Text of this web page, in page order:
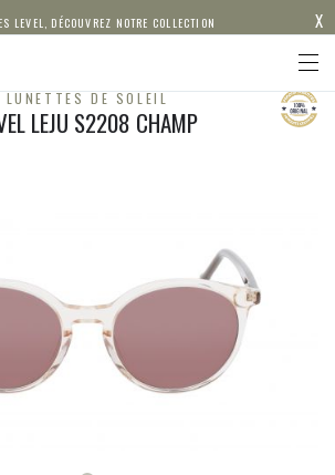
LEVEL, DÉCOUVREZ NOTRE COLLECTION X
LUNETTES DE SOLEIL
LEJU S2208 CHAMP